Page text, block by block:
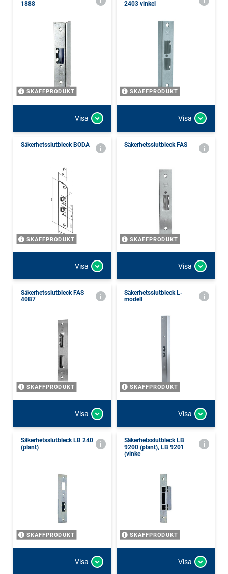
1888
SKAFFPRODUKT
Visa
2403 vinkel
SKAFFPRODUKT
Visa
Säkerhetsslutbleck BODA
SKAFFPRODUKT
Visa
Säkerhetsslutbleck FAS
SKAFFPRODUKT
Visa
Säkerhetsslutbleck FAS
40B7
SKAFFPRODUKT
Visa
Säkerhetsslutbleck L-
modell
SKAFFPRODUKT
Visa
Säkerhetsslutbleck LB 240
(plant)
SKAFFPRODUKT
Visa
Säkerhetsslutbleck LB
9200 (plant), LB 9201
(vinke
SKAFFPRODUKT
Visa